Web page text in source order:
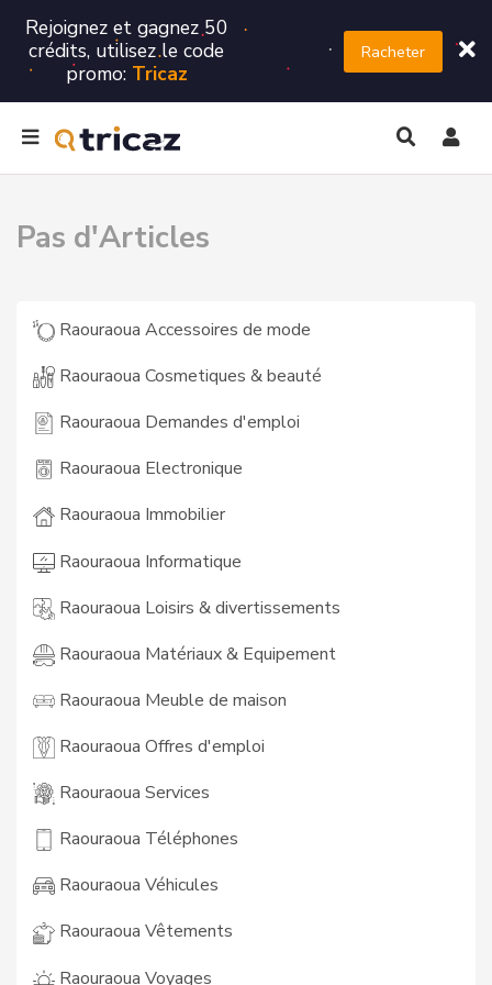
Rejoignez et gagnez 50
crédits, utilisez le code
promo: Tricaz
Racheter
Pas d'Articles
Raouraoua Accessoires de mode
Raouraoua Cosmetiques & beauté
Raouraoua Demandes d'emploi
Raouraoua Electronique
Raouraoua Immobilier
Raouraoua Informatique
Raouraoua Loisirs & divertissements
Raouraoua Matériaux & Equipement
Raouraoua Meuble de maison
Raouraoua Offres d'emploi
Raouraoua Services
Raouraoua Téléphones
Raouraoua Véhicules
Raouraoua Vêtements
Raouraoua Voyages